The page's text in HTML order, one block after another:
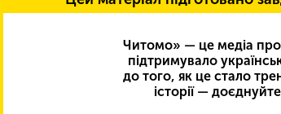
Читомо» — це медіа
підтримувало
до того, як це стало
історії —